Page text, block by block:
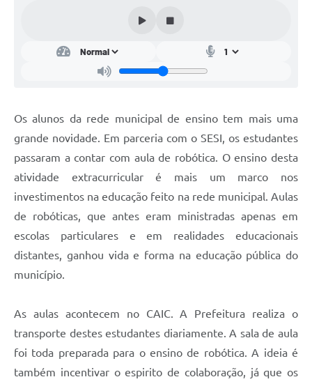
Plano Municipal de Saneamento Básico
Regularização de bairros
Telefones Úteis
SIC
Os alunos da rede municipal de ensino tem mais uma
grande novidade. Em parceria com o SESI, os estudantes
passaram a contar com aula de robótica. O ensino desta
atividade extracurricular é mais um marco nos
investimentos na educação feito na rede municipal. Aulas
de robóticas, que antes eram ministradas apenas em
escolas particulares e em realidades educacionais
distantes, ganhou vida e forma na educação pública do
município.
As aulas acontecem no CAIC. A Prefeitura realiza o
transporte destes estudantes diariamente. A sala de aula
foi toda preparada para o ensino de robótica. A ideia é
também incentivar o espirito de colaboração, já que os